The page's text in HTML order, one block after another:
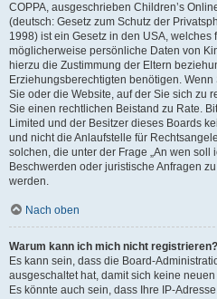
COPPA, ausgeschrieben Children’s
(deutsch: Gesetz zum Schutz der
1998) ist ein Gesetz in den USA, welches
möglicherweise persönliche Daten von
hierzu die Zustimmung der Eltern
Erziehungsberechtigten benötigen.
Sie oder die Website, auf der Sie sich zu
Sie einen rechtlichen Beistand zu Rate.
Limited und der Besitzer dieses Boards
und nicht die Anlaufstelle für
solchen, die unter der Frage „An wen soll
Beschwerden oder juristische Anfragen
werden.
Nach oben
Warum kann ich mich nicht registrieren?
Es kann sein, dass die Board-
ausgeschaltet hat, damit sich keine
Es könnte auch sein, dass Ihre IP-